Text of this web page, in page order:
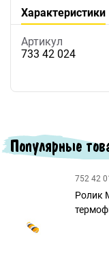
Характеристики
Артикул
733 42 024
Популярные
752 42
Ролик